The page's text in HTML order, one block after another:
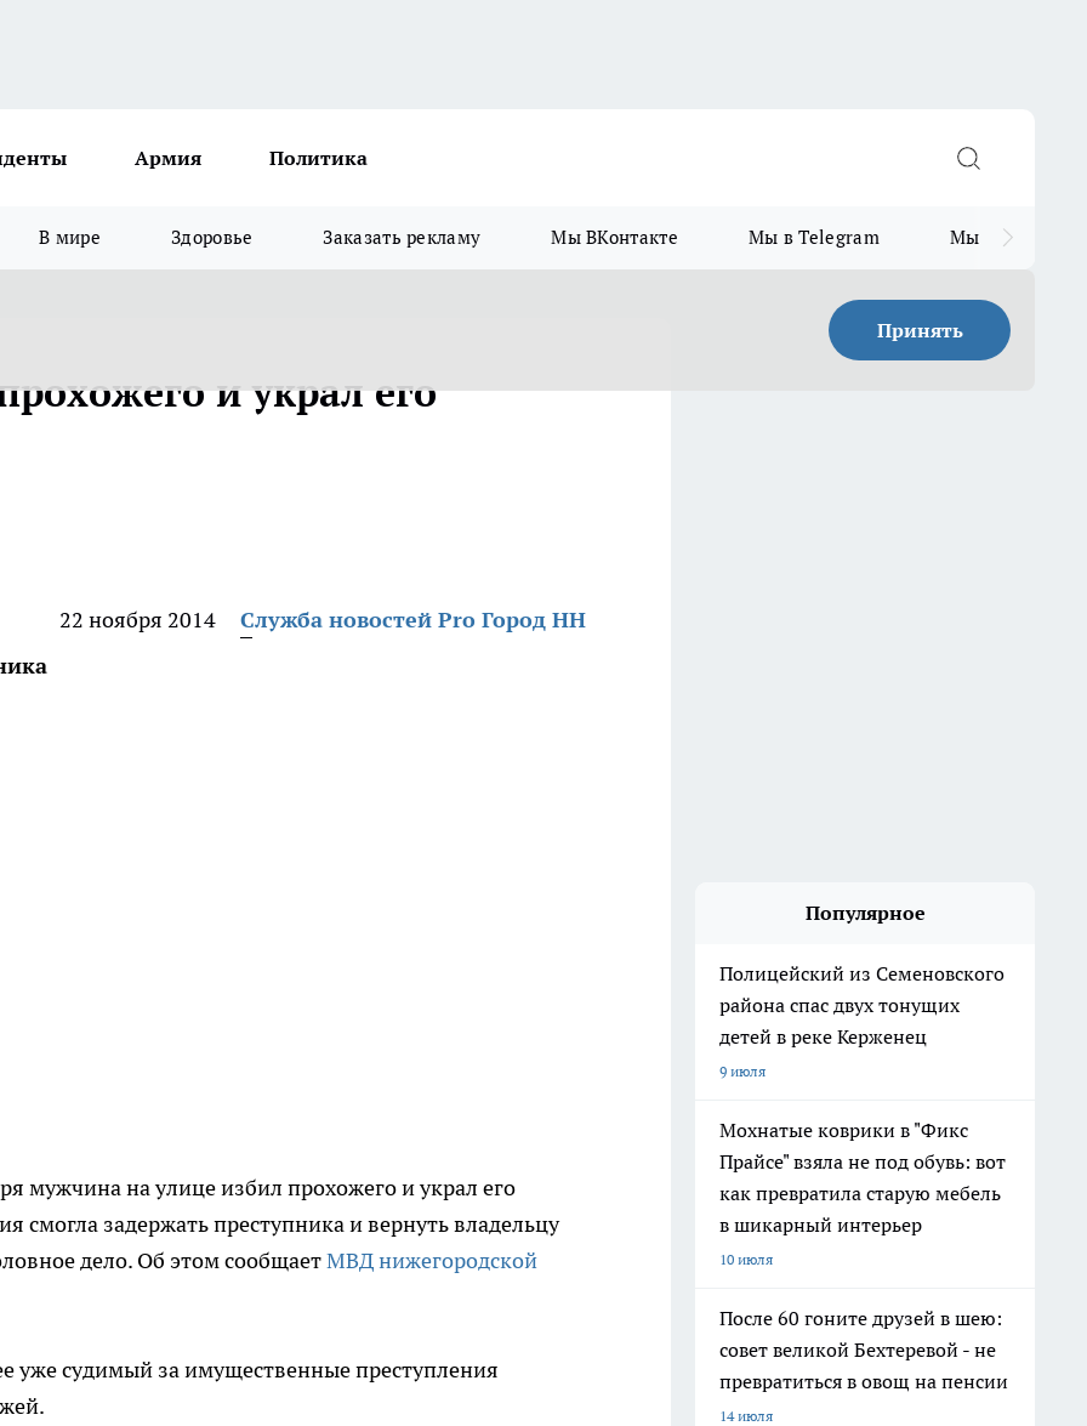
Армия Политика
В мире Здоровье Заказать рекламу Мы ВКонтакте Мы в Telegram Мы в MAX
Принять
и украл его
22 ноября 2014
Служба новостей Pro Город НН
мужчина на улице избил прохожего и украл его
смогла задержать преступника и вернуть владельцу
дело. Об этом сообщаетМВД нижегородской
уже судимый за имущественные преступления
Популярное
Полицейский из Семеновского
района спас двух тонущих
детей в реке Керженец
9 июля
Мохнатые коврики в "Фикс
Прайсе" взяла не под обувь: вот
как превратила старую мебель
в шикарный интерьер
10 июля
После 60 гоните друзей в шею:
совет великой Бехтеревой - не
превратиться в овощ на пенсии
14 июля